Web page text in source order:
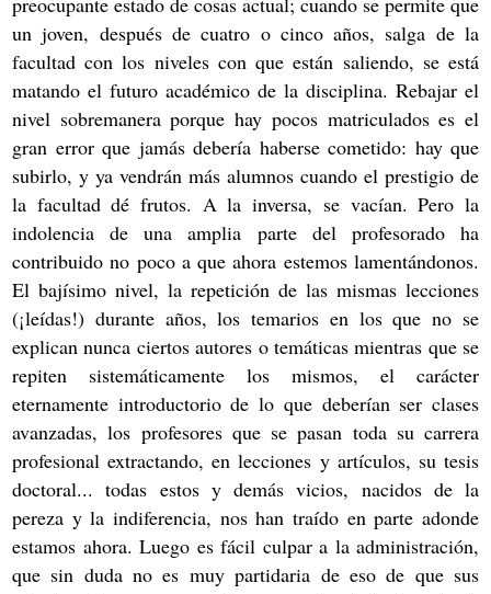
un joven, después de cuatro o cinco años, salga de la
facultad con los niveles con que están saliendo, se está
matando el futuro académico de la disciplina. Rebajar el
nivel sobremanera porque hay pocos matriculados es el
gran error que jamás debería haberse cometido: hay que
subirlo, y ya vendrán más alumnos cuando el prestigio de
la facultad dé frutos. A la inversa, se vacían. Pero la
indolencia de una amplia parte del profesorado ha
contribuido no poco a que ahora estemos lamentándonos.
El bajísimo nivel, la repetición de las mismas lecciones
(¡leídas!) durante años, los temarios en los que no se
explican nunca ciertos autores o temáticas mientras que se
repiten sistemáticamente los mismos, el carácter
eternamente introductorio de lo que deberían ser clases
avanzadas, los profesores que se pasan toda su carrera
profesional extractando, en lecciones y artículos, su tesis
doctoral... todas estos y demás vicios, nacidos de la
pereza y la indiferencia, nos han traído en parte adonde
estamos ahora. Luego es fácil culpar a la administración,
que sin duda no es muy partidaria de eso de que sus